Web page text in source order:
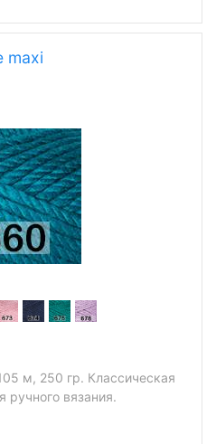
maxi
м, 250 гр. Классическая
ручного вязания.